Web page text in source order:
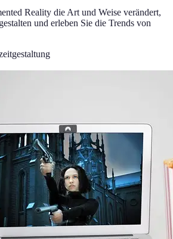
Reality die Art und Weise verändert,
und erleben Sie die Trends von